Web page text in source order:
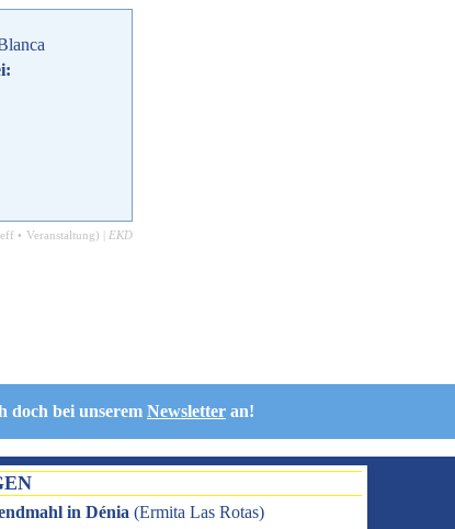
• Veranstaltung) | EKD
doch bei unserem Newsletter an!
in Dénia (Ermita Las Rotas)